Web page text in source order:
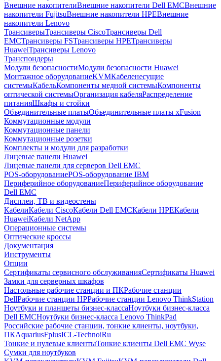
Внешние накопителиВнешние накопители Dell EMCВнешние
накопители FujitsuВнешние накопители HPEВнешние
накопители Lenovo
ТрансиверыТрансиверы CiscoТрансиверы Dell
EMCТрансиверы FSТрансиверы HPEТрансиверы
HuaweiТрансиверы Lenovo
Транспондеры
Модули безопасностиМодули безопасности Huawei
Монтажное оборудованиеKVMКабеленесущие
системыКабельКомпоненты медной системыКомпоненты
оптической системыОрганизация кабеляРаспределение
питанияШкафы и стойки
Объединительные платыОбъединительные платы xFusion
Коммутационные модули
Коммутационные панели
Коммутационные розетки
Комплекты и модули для разработки
Лицевые панели Huawei
Лицевые панели для серверов Dell EMC
POS-оборудованиеPOS-оборудование IBM
Периферийное оборудованиеПериферийное оборудование
Dell EMC
Дисплеи, ТВ и видеостены
КабелиКабели CiscoКабели Dell EMCКабели HPEКабели
HuaweiКабели NetApp
Операционные системы
Оптические кроссы
Документация
Инструменты
Опции
Сертификаты сервисного обслуживанияСертификаты Huawei
Замки для серверных шкафов
Настольные рабочие станции и ПКРабочие станции
DellРабочие станции HPРабочие станции Lenovo ThinkStation
Ноутбуки и планшеты бизнес-классаНоутбуки бизнес-класса
Dell EMCНоутбуки бизнес-класса Lenovo ThinkPad
Российские рабочие станции, тонкие клиенты, ноутбуки,
ПКAquariusFplusICL-TechnoiRu
Тонкие и нулевые клиентыТонкие клиенты Dell EMC Wyse
Сумки для ноутбуков